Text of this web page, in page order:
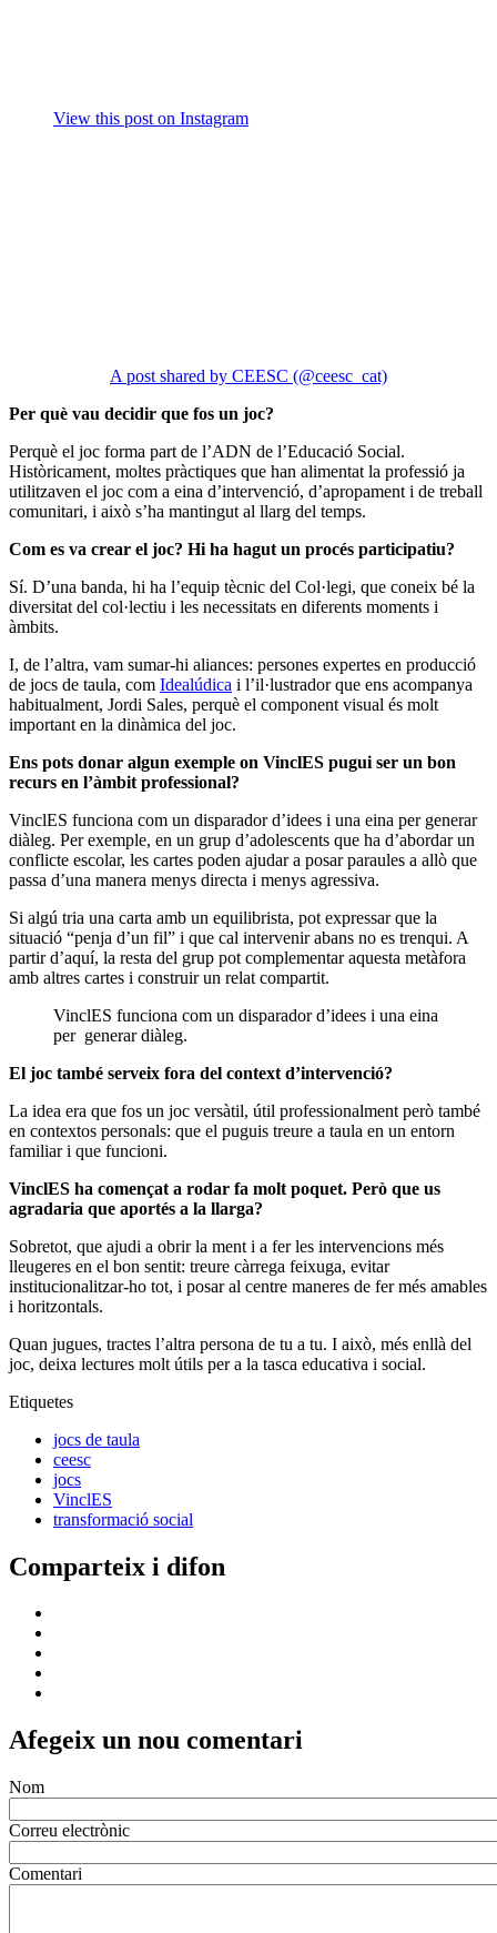
View this post on Instagram
A post shared by CEESC (@ceesc_cat)
Per què vau decidir que fos un joc?
Perquè el joc forma part de l’ADN de l’Educació Social.
Històricament, moltes pràctiques que han alimentat la professió ja
utilitzaven el joc com a eina d’intervenció, d’apropament i de treball
comunitari, i això s’ha mantingut al llarg del temps.
Com es va crear el joc? Hi ha hagut un procés participatiu?
Sí. D’una banda, hi ha l’equip tècnic del Col·legi, que coneix bé la
diversitat del col·lectiu i les necessitats en diferents moments i
àmbits.
I, de l’altra, vam sumar-hi aliances: persones expertes en producció
de jocs de taula, com Idealúdica i l’il·lustrador que ens acompanya
habitualment, Jordi Sales, perquè el component visual és molt
important en la dinàmica del joc.
Ens pots donar algun exemple on VinclES pugui ser un bon
recurs en l’àmbit professional?
VinclES funciona com un disparador d’idees i una eina per generar
diàleg. Per exemple, en un grup d’adolescents que ha d’abordar un
conflicte escolar, les cartes poden ajudar a posar paraules a allò que
passa d’una manera menys directa i menys agressiva.
Si algú tria una carta amb un equilibrista, pot expressar que la
situació “penja d’un fil” i que cal intervenir abans no es trenqui. A
partir d’aquí, la resta del grup pot complementar aquesta metàfora
amb altres cartes i construir un relat compartit.
VinclES funciona com un disparador d’idees i una eina
per generar diàleg.
El joc també serveix fora del context d’intervenció?
La idea era que fos un joc versàtil, útil professionalment però també
en contextos personals: que el puguis treure a taula en un entorn
familiar i que funcioni.
VinclES ha començat a rodar fa molt poquet. Però que us
agradaria que aportés a la llarga?
Sobretot, que ajudi a obrir la ment i a fer les intervencions més
lleugeres en el bon sentit: treure càrrega feixuga, evitar
institucionalitzar-ho tot, i posar al centre maneres de fer més amables
i horitzontals.
Quan jugues, tractes l’altra persona de tu a tu. I això, més enllà del
joc, deixa lectures molt útils per a la tasca educativa i social.
Etiquetes
jocs de taula
ceesc
jocs
VinclES
transformació social
Comparteix i difon
Afegeix un nou comentari
Nom
Correu electrònic
Comentari